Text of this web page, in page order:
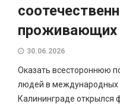
проживающих
30.06.2026
Оказать всестороннюю
людей в международных
Калининграде